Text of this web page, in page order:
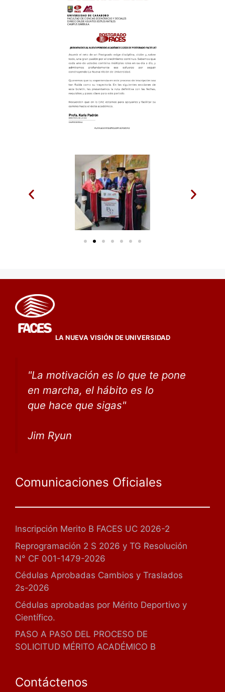
LA NUEVA VISIÓN DE UNIVERSIDAD
"La motivación es lo que te pone
en marcha, el hábito es lo
que hace que sigas"
Jim Ryun
Comunicaciones Oficiales
Inscripción Merito B FACES UC 2026-2
Reprogramación 2 S 2026 y TG Resolución
N° CF 001-1479-2026
Cédulas Aprobadas Cambios y Traslados
2s-2026
Cédulas aprobadas por Mérito Deportivo y
Científico.
PASO A PASO DEL PROCESO DE
SOLICITUD MÉRITO ACADÉMICO B
Contáctenos